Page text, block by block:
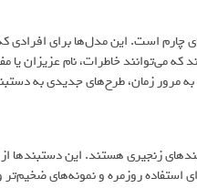
چارم است. این مدل‌ها برای
می‌توانند خاطرات، نام عزیزان
به مرور زمان، طرح‌های جدیدی به
زنجیری هستند. این دستبندها
روزمره و نمونه‌های